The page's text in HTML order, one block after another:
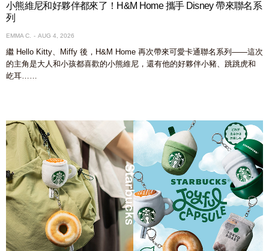
小熊維尼和好夥伴都來了！H&M Home 攜手 Disney 帶來聯名系
列
EMMA C. AUG 4, 2026
繼 Hello Kitty、Miffy 後，H&M Home 再次帶來可愛卡通聯名系列——這次
的主角是大人和小孩都喜歡的小熊維尼，還有他的好夥伴小豬、跳跳虎和
屹耳……